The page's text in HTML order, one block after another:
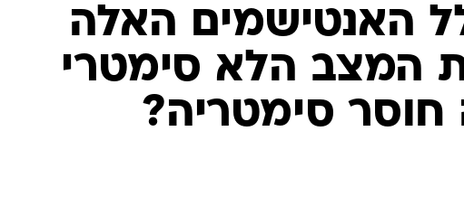
האנטישמים האלה
המצב הלא סימטרי
חוסר סימטריה?